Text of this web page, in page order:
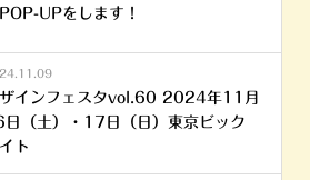
UPをします！
インフェスタvol.60 2024年11月
日（土）・17日（日）東京ビック
ト